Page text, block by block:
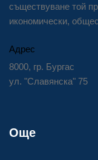
съществуване той
икономически,
Адрес
8000, гр. Бургас
ул. "Славянска" 75
Още